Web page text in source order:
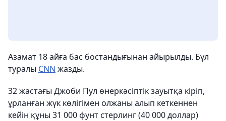
Азамат 18 айға бас бостандығынан айырылды. Бұл
туралы CNN жазды.
32 жастағы Джоби Пул өнеркәсіптік зауытқа кіріп,
ұрланған жүк көлігімен олжаны алып кеткеннен
кейін құны 31 000 фунт стерлинг (40 000 доллар)